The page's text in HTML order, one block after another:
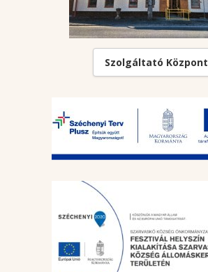
Szolgáltató Központ